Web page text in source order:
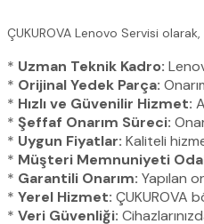
ÇUKUROVA Lenovo Servisi
* Uzman Teknik Kadro:
* Orijinal Yedek Parça:
* Hızlı ve Güvenilir Hizmet:
* Şeffaf Onarım Süreci:
* Uygun Fiyatlar: Kaliteli
* Müşteri Memnuniyeti
* Garantili Onarım: Yapılan
* Yerel Hizmet: ÇUKUROVA
* Veri Güvenliği: